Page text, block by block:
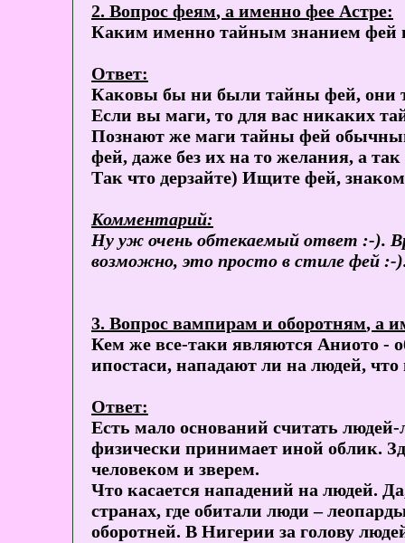
2. Вопрос феям, а именно фее Астре:
Каким именно тайным знанием фей
Ответ:
Каковы бы ни были тайны фей, они
Если вы маги, то для вас никаких
Познают же маги тайны фей
фей, даже без их на то желания, а
Так что дерзайте) Ищите фей,
Комментарий:
Ну уж очень обтекаемый ответ :-).
возможно, это просто в стиле фей :-
3. Вопрос вампирам и оборотням, а
Кем же все-таки являются Аниото -
ипостаси, нападают ли на людей,
Ответ:
Есть мало оснований считать
физически принимает иной облик.
человеком и зверем.
Что касается нападений на людей.
странах, где обитали люди –
оборотней. В Нигерии за голову